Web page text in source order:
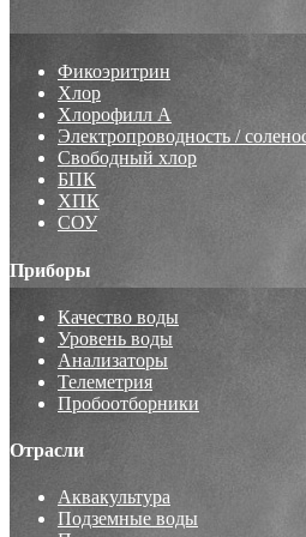
Фикоэритрин
Хлор
Хлорофилл А
Электропроводность /
Свободный хлор
БПК
ХПК
СОУ
Приборы
Качество воды
Уровень воды
Анализаторы
Телеметрия
Пробоотборники
Отрасли
Аквакультура
Подземные воды